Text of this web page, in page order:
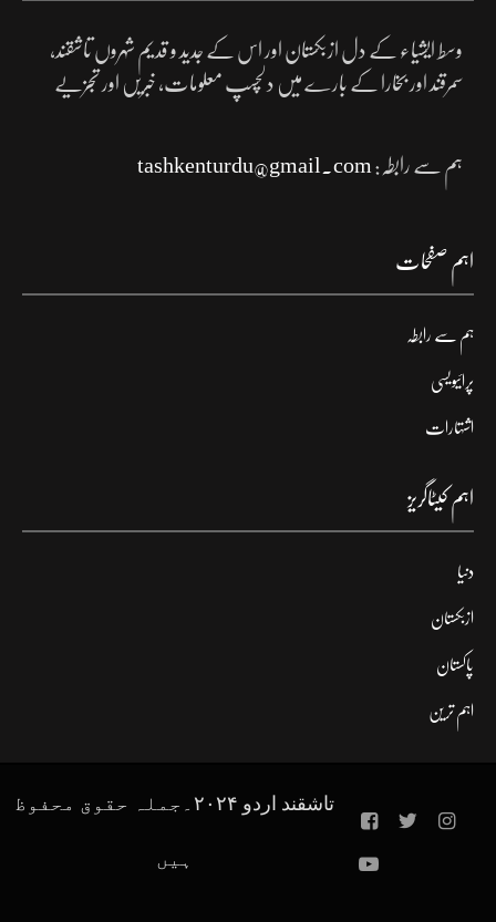
وسط ایشیاء کے دل ازبکستان اور اس کے جدید و قدیم شہروں تاشقند،
سمرقند اور بخارا کے بارے میں دلچسپ معلومات، خبریں اور تجزیے
ہم سے رابطہ: tashkenturdu@gmail.com
اہم صفحات
ہم سے رابطہ
پرائیویسی
اشتہارات
اہم کیٹاگریز
دنیا
ازبکستان
پاکستان
اہم ترین
تاشقند اردو ۲۰۲۴۔جملہ حقوق محفوظ
ہیں